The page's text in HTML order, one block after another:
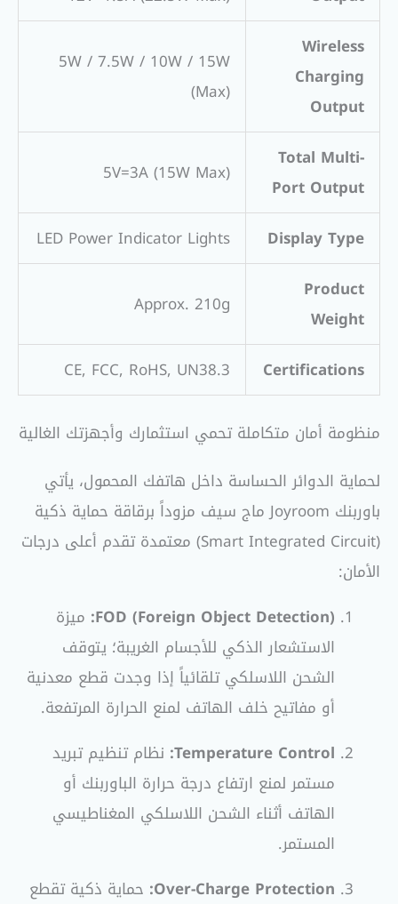
Wireless
Charging
Output
5W / 7.5W / 10W / 15W
(Max)
Total Multi-
Port Output
5V=3A (15W Max)
Display Type
LED Power Indicator Lights
Product
Weight
Approx. 210g
Certifications
CE, FCC, RoHS, UN38.3
منظومة أمان متكاملة تحمي استثمارك وأجهزتك الغالية
لحماية الدوائر الحساسة داخل هاتفك المحمول، يأتي
باوربنك Joyroom ماج سيف مزوداً برقاقة حماية ذكية
(Smart Integrated Circuit) معتمدة تقدم أعلى درجات
الأمان:
FOD (Foreign Object Detection): ميزة
الاستشعار الذكي للأجسام الغريبة؛ يتوقف
الشحن اللاسلكي تلقائياً إذا وجدت قطع معدنية
أو مفاتيح خلف الهاتف لمنع الحرارة المرتفعة.
Temperature Control: نظام تنظيم تبريد
مستمر لمنع ارتفاع درجة حرارة الباوربنك أو
الهاتف أثناء الشحن اللاسلكي المغناطيسي
المستمر.
Over-Charge Protection: حماية ذكية تقطع